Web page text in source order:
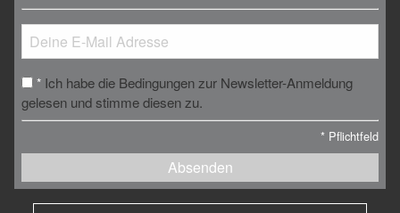
* Ich habe die Bedingungen zur Newsletter-Anmeldung
gelesen und stimme diesen zu.
* Pflichtfeld
Absenden